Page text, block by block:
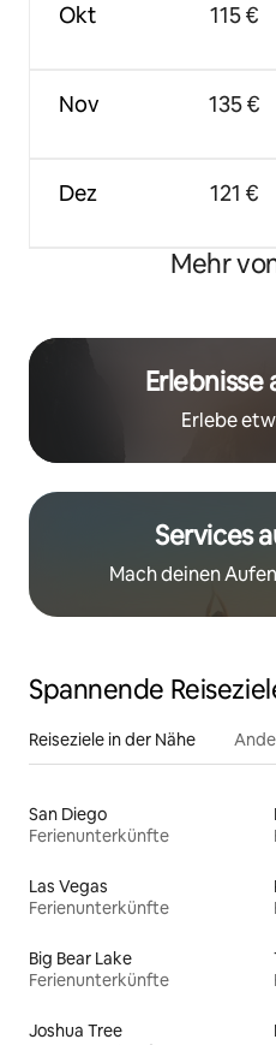
Okt
Nov
Dez
115 €
135 €
121 €
Mehr
Erlebe
Services
Mach deinen
Spannende
Reiseziele in der Nähe
San Diego
Ferienunterkünfte
Las Vegas
Ferienunterkünfte
Big Bear Lake
Ferienunterkünfte
Joshua Tree